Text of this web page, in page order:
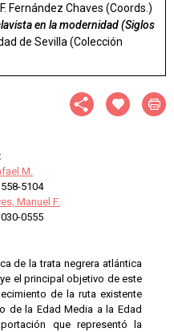
Fernández Chaves (Coords.)
en la modernidad (Siglos
de Sevilla (Colección
M.
5104
Manuel F.
0555
de la trata negrera atlántica
el principal objetivo de este
de la ruta existente
de la Edad Media a la Edad
que representó la